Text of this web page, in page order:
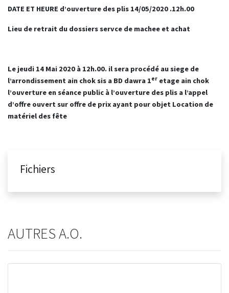
DATE ET HEURE d’ouverture des plis 14/05/2020 .12h.00
Lieu de retrait du dossiers servce de machee et achat
Le jeudi 14 Mai 2020 à 12h.00. il sera procédé au siege de
l’arrondissement ain chok sis a BD dawra 1er etage ain chok
l’ouverture en séance public à l’ouverture des plis a l’appel
d’offre ouvert sur offre de prix ayant pour objet Location de
matériel des fête
Fichiers
AUTRES A.O.